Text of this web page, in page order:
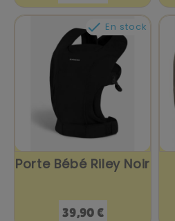
 En stock
Porte Bébé Riley Noir
Prix
39,90 €